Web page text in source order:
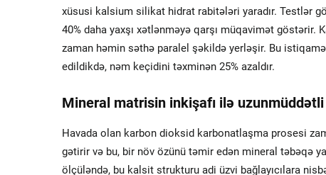
xüsusi kalsium silikat hidrat rabitələri yaradır. Testlər
40% daha yaxşı xətlənməyə qarşı müqavimət
zaman həmin səthə paralel şəkildə yerləşir. Bu
edildikdə, nəm keçidini təxminən 25% azaldır.
Mineral matrisin inkişafı ilə
Havada olan karbon dioksid karbonatlaşma prosesi
gətirir və bu, bir növ özünü təmir edən mineral təbəqə
ölçüləndə, bu kalsit strukturu adi üzvi bağlayıcılara